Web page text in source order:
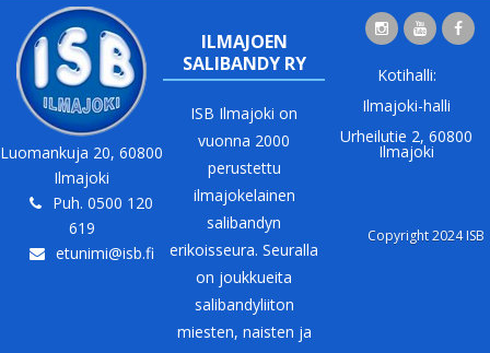
Luomankuja 20, 60800
Ilmajoki
Puh. 0500 120
619
etunimi@isb.fi
ILMAJOEN
SALIBANDY RY
ISB Ilmajoki on
vuonna 2000
perustettu
ilmajokelainen
salibandyn
erikoisseura. Seuralla
on joukkueita
salibandyliiton
miesten, naisten ja
Kotihalli:
Ilmajoki-halli
Urheilutie 2, 60800
Ilmajoki
Copyright 2024 ISB